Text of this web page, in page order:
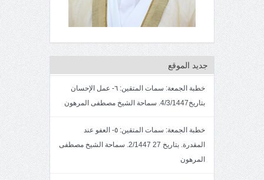
جديد الموقع
خطبة الجمعة: سمات المتقين: ٦- عمل الإحسان
بتاريخ4/3/1447. سماحة الشيخ مصطفى المرهون
خطبة الجمعة: سمات المتقين: ٥- العفو عند
المقدرة. بتاريخ 27 2/1447. سماحة الشيخ مصطفى
المرهون